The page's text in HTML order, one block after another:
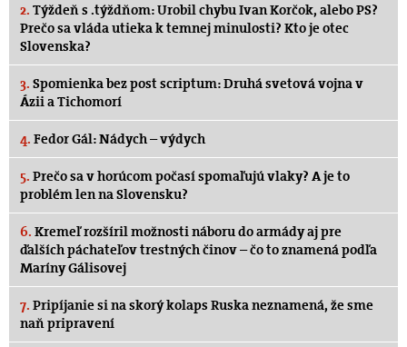
2. Týždeň s .týždňom: Urobil chybu Ivan Korčok, alebo PS?
Prečo sa vláda utieka k temnej minulosti? Kto je otec
Slovenska?
3. Spomienka bez post scriptum: Druhá svetová vojna v
Ázii a Tichomorí
4. Fedor Gál: Nádych – výdych
5. Prečo sa v horúcom počasí spomaľujú vlaky? A je to
problém len na Slovensku?
6. Kremeľ rozšíril možnosti náboru do armády aj pre
ďalších páchateľov trestných činov – čo to znamená podľa
Maríny Gálisovej
7. Pripíjanie si na skorý kolaps Ruska neznamená, že sme
naň pripravení